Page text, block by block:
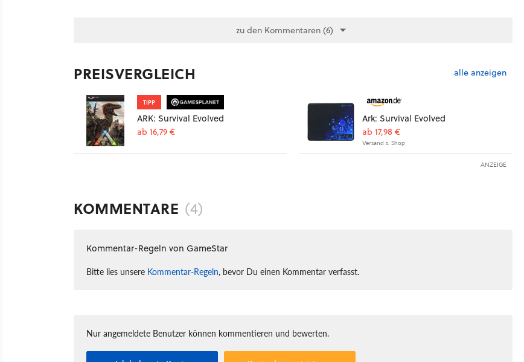
zu den Kommentaren (6)
PREISVERGLEICH alle anzeigen
TIPP
ARK: Survival Evolved
ab 16,79 €
Ark: Survival Evolved
ab 17,98 €
Versand s. Shop
ANZEIGE
KOMMENTARE (4)
Kommentar-Regeln von GameStar
Bitte lies unsere Kommentar-Regeln, bevor Du einen Kommentar verfasst.
Nur angemeldete Benutzer können kommentieren und bewerten.